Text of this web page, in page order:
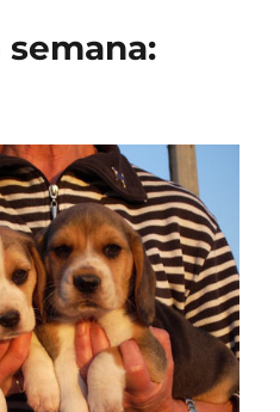
semana: